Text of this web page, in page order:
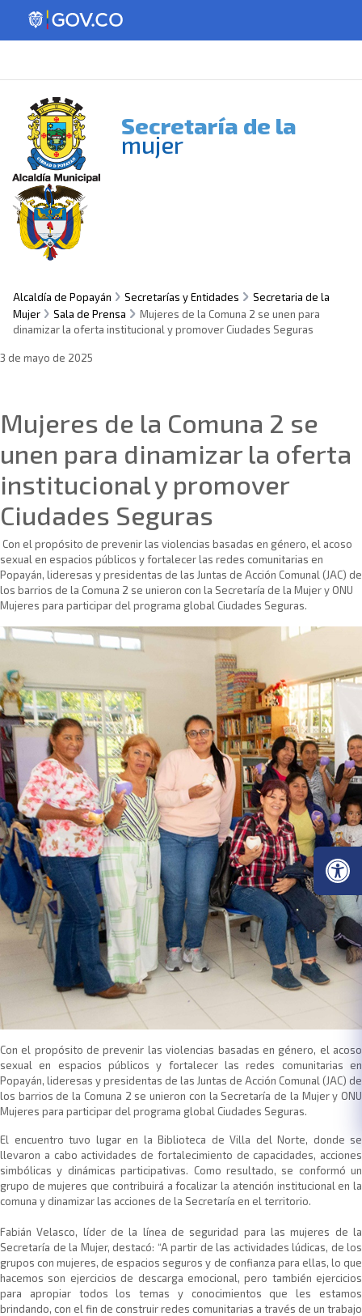
Secretaría de la
mujer
Alcaldía de Popayán Secretarías y Entidades
Secretaria de la
Mujer
Sala de Prensa
Mujeres de la Comuna 2 se unen para
dinamizar la oferta institucional y promover Ciudades Seguras
3 de mayo de 2025
Mujeres de la Comuna 2 se
unen para dinamizar la oferta
institucional y promover
Ciudades Seguras
Con el propósito de prevenir las violencias basadas en género, el acoso
sexual en espacios públicos y fortalecer las redes comunitarias en
Popayán, lideresas y presidentas de las Juntas de Acción Comunal (JAC) de
los barrios de la Comuna 2 se unieron con la Secretaría de la Mujer y ONU
Mujeres para participar del programa global Ciudades Seguras.
​Con el propósito de prevenir las violencias basadas en género, el acoso
sexual en espacios públicos y fortalecer las redes comunitarias en
Popayán, lideresas y presidentas de las Juntas de Acción Comunal (JAC) de
los barrios de la Comuna 2 se unieron con la Secretaría de la Mujer y ONU
Mujeres para participar del programa global Ciudades Seguras.
El encuentro tuvo lugar en la Biblioteca de Villa del Norte, donde se
llevaron a cabo actividades de fortalecimiento de capacidades, acciones
simbólicas y dinámicas participativas. Como resultado, se conformó un
grupo de mujeres que contribuirá a focalizar la atención institucional en la
comuna y dinamizar las acciones de la Secretaría en el territorio.
Fabián Velasco, líder de la línea de seguridad para las mujeres de la
Secretaría de la Mujer, destacó: “A partir de las actividades lúdicas, de los
grupos con mujeres, de espacios seguros y de confianza para ellas, lo que
hacemos son ejercicios de descarga emocional, pero también ejercicios
para apropiar todos los temas y conocimientos que les estamos
brindando, con el fin de construir redes comunitarias a través de un trabajo